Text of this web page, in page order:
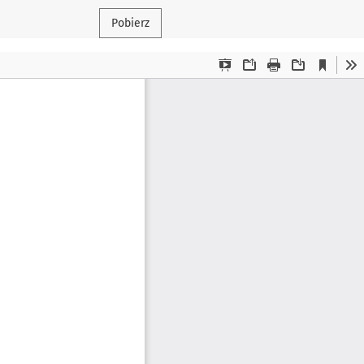
Pobierz